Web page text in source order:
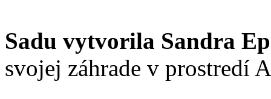
Sadu vytvorila Sandra
svojej záhrade v prostredí